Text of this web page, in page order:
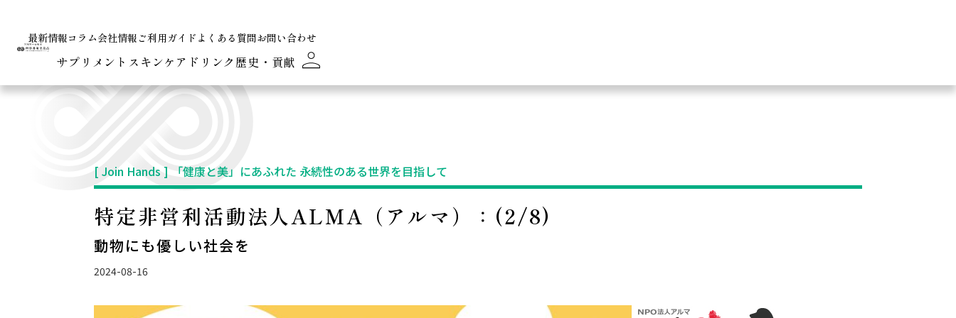
最新情報コラム会社情報 ご利用ガイド よくある質問お問い合わせ
サプリメント スキンケア ドリンク 歴史・貢献
[ Join Hands ] 「健康と美」にあふれた ‍永続性のある世界を目指して
特定非営利活動法人ALMA（アルマ）：(2/8)
動物にも優しい社会を
2024-08-16